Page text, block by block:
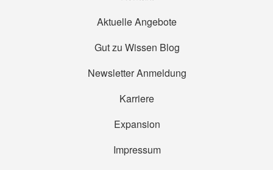
Aktuelle Angebote
Gut zu Wissen Blog
Newsletter Anmeldung
Karriere
Expansion
Impressum